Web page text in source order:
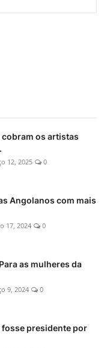
os artistas
12, 2025 0
Angolanos com mais
17, 2024 0
as mulheres da
9, 2024 0
fosse presidente por